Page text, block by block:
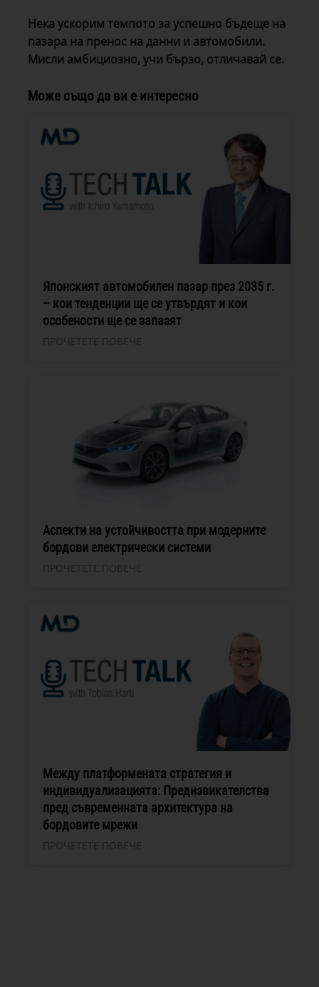
Нека ускорим темпото за успешно бъдеще на
пазара на пренос на данни и автомобили.
Мисли амбициозно, учи бързо, отличавай се.
Може също да ви е интересно
Японският автомобилен пазар през 2035 г.
– кои тенденции ще се утвърдят и кои
особености ще се запазят
Аспекти на устойчивостта при модерните
бордови електрически системи
Между платформената стратегия и
индивидуализацията: Предизвикателства
пред съвременната архитектура на
бордовите мрежи